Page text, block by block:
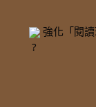
強化「閱讀